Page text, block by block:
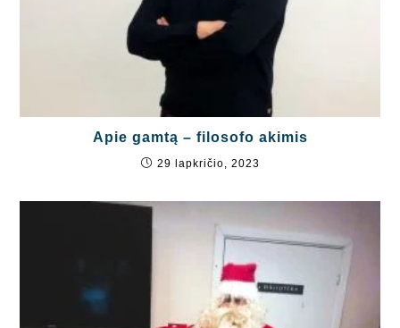
Apie gamtą – filosofo akimis
29 lapkričio, 2023